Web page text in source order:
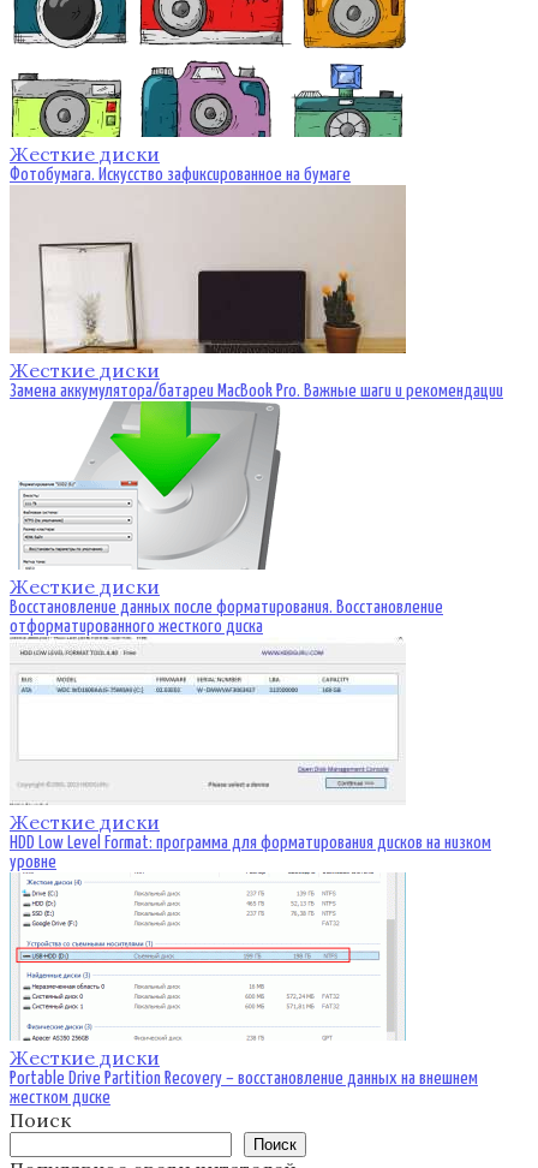
Жесткие диски
Фотобумага. Искусство зафиксированное на бумаге
Жесткие диски
Замена аккумулятора/батареи MacBook Pro. Важные шаги и рекомендации
Жесткие диски
Восстановление данных после форматирования. Восстановление
отформатированного жесткого диска
Жесткие диски
HDD Low Level Format: программа для форматирования дисков на низком
уровне
Жесткие диски
Portable Drive Partition Recovery – восстановление данных на внешнем
жестком диске
Поиск
Поиск